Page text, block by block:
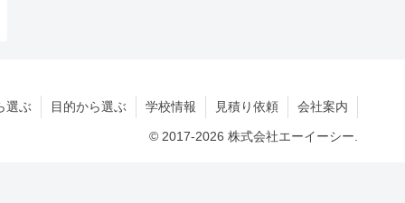
選ぶ 目的から選ぶ 学校情報 見積り依頼 会社案内
© 2017-2026 株式会社エーイーシー.